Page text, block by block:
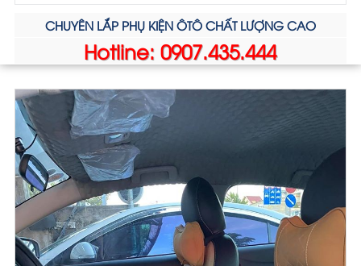
CHUYÊN LẮP PHỤ KIỆN ÔTÔ CHẤT LƯỢNG CAO
Hotline: 0907.435.444